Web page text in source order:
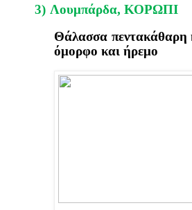
3) Λουμπάρδα, ΚΟΡΩΠΙ
Θάλασσα πεντακάθαρη
όμορφο και ήρεμο